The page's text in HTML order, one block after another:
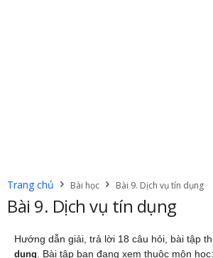
Trang chủ Bài học Bài 9. Dịch vụ tín dụng
Bài 9. Dịch vụ tín dụng
Hướng dẫn giải, trả lời 18 câu hỏi, bài tập
dụng . Bài tập bạn đang xem thuộc môn học: